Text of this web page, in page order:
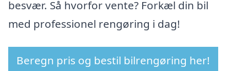
besvær. Så hvorfor vente? Forkæl din bil
med professionel rengøring i dag!
Beregn pris og bestil bilrengøring her!